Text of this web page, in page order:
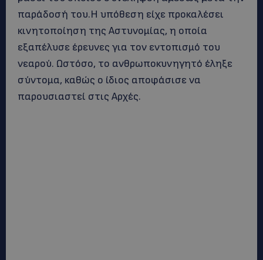
παράδοσή του.Η υπόθεση είχε προκαλέσει
κινητοποίηση της Αστυνομίας, η οποία
εξαπέλυσε έρευνες για τον εντοπισμό του
νεαρού. Ωστόσο, το ανθρωποκυνηγητό έληξε
σύντομα, καθώς ο ίδιος αποφάσισε να
παρουσιαστεί στις Αρχές.